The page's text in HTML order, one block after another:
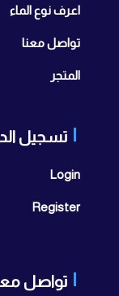
اعرف نوع الماء
تواصل معنا
المتجر
تسجيل
Login
Register
تواصل